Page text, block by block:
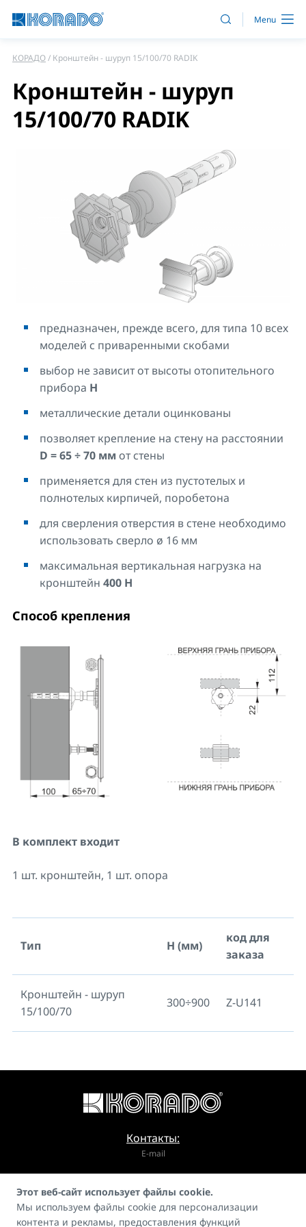
КОРАДО Кронштейн - шуруп 15/100/70 RADIK
Кронштейн - шуруп
15/100/70 RADIK
предназначен, прежде всего, для типа 10 всех
моделей с приваренными скобами
выбор не зависит от высоты отопительного
прибора H
металлические детали оцинкованы
позволяет крепление на стену на расстоянии
D = 65 ÷ 70 мм от стены
применяется для стен из пустотелых и
полнотелых кирпичей, поробетона
для сверления отверстия в стене необходимо
использовать сверло ø 16 мм
максимальная вертикальная нагрузка на
кронштейн 400 Н
Способ крепления
В комплект входит
1 шт. кронштейн, 1 шт. опора
Тип H (мм)
код для
заказа
Кронштейн - шуруп
15/100/70
300÷900 Z-U141
Контакты:
E-mail
info@korado.cz
Этот веб-сайт использует файлы cookie.
Мы используем файлы cookie для персонализации
контента и рекламы, предоставления функций